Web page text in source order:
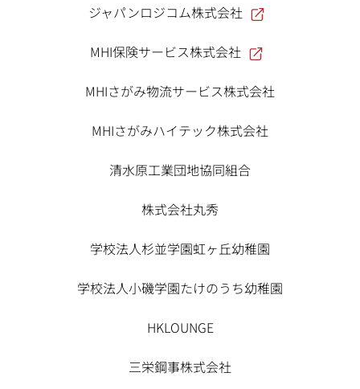
ジャパンロジコム株式会社
MHI保険サービス株式会社
MHIさがみ物流サービス株式会社
MHIさがみハイテック株式会社
清水原工業団地協同組合
株式会社丸秀
学校法人杉並学園虹ヶ丘幼稚園
学校法人小磯学園たけのうち幼稚園
HKLOUNGE
三栄鋼事株式会社